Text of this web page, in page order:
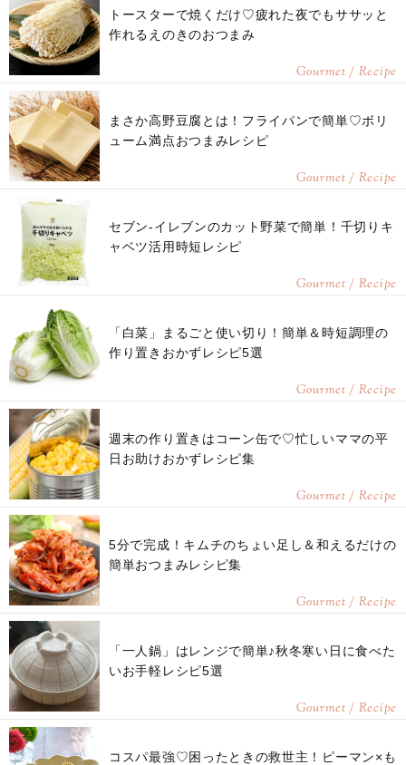
トースターで焼くだけ♡疲れた夜でもササッと
作れるえのきのおつまみ
Gourmet / Recipe
まさか高野豆腐とは！フライパンで簡単♡ボリ
ューム満点おつまみレシピ
Gourmet / Recipe
セブン-イレブンのカット野菜で簡単！千切りキ
ャベツ活用時短レシピ
Gourmet / Recipe
「白菜」まるごと使い切り！簡単＆時短調理の
作り置きおかずレシピ5選
Gourmet / Recipe
週末の作り置きはコーン缶で♡忙しいママの平
日お助けおかずレシピ集
Gourmet / Recipe
5分で完成！キムチのちょい足し＆和えるだけの
簡単おつまみレシピ集
Gourmet / Recipe
「一人鍋」はレンジで簡単♪秋冬寒い日に食べた
いお手軽レシピ5選
Gourmet / Recipe
コスパ最強♡困ったときの救世主！ピーマン×も